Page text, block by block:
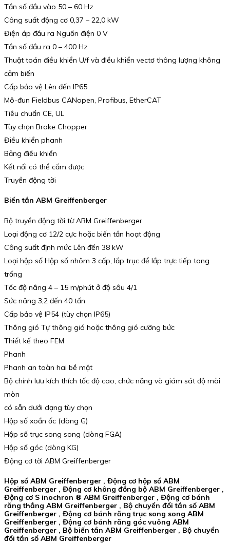
Tần số đầu vào 50 – 60 Hz
Công suất động cơ 0,37 – 22,0 kW
Điện áp đầu ra Nguồn điện 0 V
Tần số đầu ra 0 – 400 Hz
Thuật toán điều khiển U/f và điều khiển vectơ thông lượng không
cảm biến
Cấp bảo vệ Lên đến IP65
Mô-đun Fieldbus CANopen, Profibus, EtherCAT
Tiêu chuẩn CE, UL
Tùy chọn Brake Chopper
Điều khiển phanh
Bảng điều khiển
Kết nối có thể cắm được
Truyền động tời
Biến tần ABM Greiffenberger
Bộ truyền động tời từ ABM Greiffenberger
Loại động cơ 12/2 cực hoặc biến tần hoạt động
Công suất định mức Lên đến 38 kW
Loại hộp số Hộp số nhôm 3 cấp, lắp trục để lắp trực tiếp tang
trống
Tốc độ nâng 4 – 15 m/phút ở độ sâu 4/1
Sức nâng 3,2 đến 40 tấn
Cấp bảo vệ IP54 (tùy chọn IP65)
Thông gió Tự thông gió hoặc thông gió cưỡng bức
Thiết kế theo FEM
Phanh
Phanh an toàn hai bề mặt
Bộ chỉnh lưu kích thích tốc độ cao, chức năng và giám sát độ mài
mòn
có sẵn dưới dạng tùy chọn
Hộp số xoắn ốc (dòng G)
Hộp số trục song song (dòng FGA)
Hộp số góc (dòng KG)
Động cơ tời ABM Greiffenberger
Hộp số ABM Greiffenberger , Động cơ hộp số ABM
Greiffenberger , Động cơ không đồng bộ ABM Greiffenberger ,
Động cơ S inochron ® ABM Greiffenberger , Động cơ bánh
răng thẳng ABM Greiffenberger , Bộ chuyển đổi tần số ABM
Greiffenberger , Động cơ bánh răng trục song song ABM
Greiffenberger , Động cơ bánh răng góc vuông ABM
Greiffenberger , Bộ biến tần ABM Greiffenberger , Bộ chuyển
đổi tần số ABM Greiffenberger